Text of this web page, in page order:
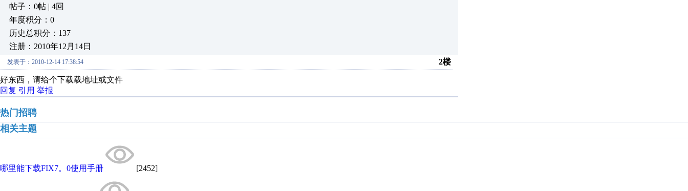
帖子：0帖 | 4回
年度积分：0
历史总积分：137
注册：2010年12月14日
发表于：2010-12-14 17:38:54 2楼
好东西，请给个下载载地址或文件
回复 引用 举报
热门招聘
相关主题
哪里能下载FIX7。0使用手册 [2452]